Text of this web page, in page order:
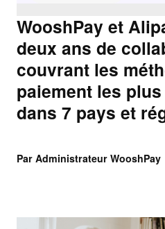
WooshPay et
deux ans de
couvrant les
paiement les
dans 7 pays et
Par Administrateur WooshPay